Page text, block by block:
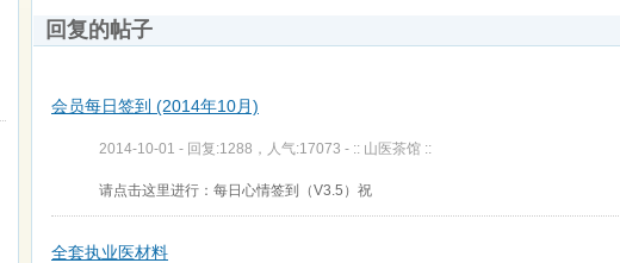
回复的帖子
会员每日签到 (2014年10月)
2014-10-01 - 回复:1288，人气:17073 - :: 山医茶馆 ::
请点击这里进行：每日心情签到（V3.5）祝
全套执业医材料